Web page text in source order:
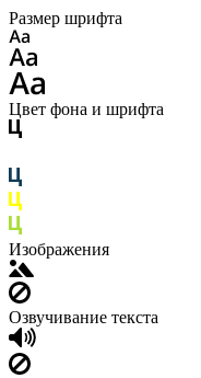
Размер шрифта
Цвет фона и шрифта
Изображения
Озвучивание текста